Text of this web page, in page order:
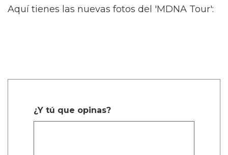
Aquí tienes las nuevas fotos del 'MDNA Tour':
¿Y tú que opinas?